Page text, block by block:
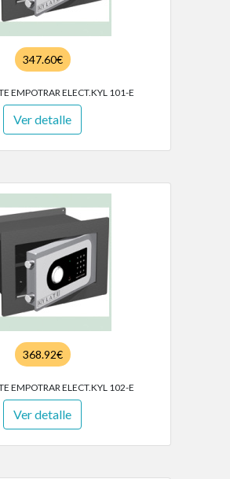
347.60€
EMPOTRAR ELECT.KYL 101-E
Ver detalle
368.92€
EMPOTRAR ELECT.KYL 102-E
Ver detalle